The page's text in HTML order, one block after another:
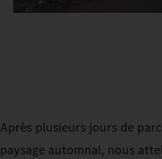
Après plusieurs jours de
paysage automnal, nous